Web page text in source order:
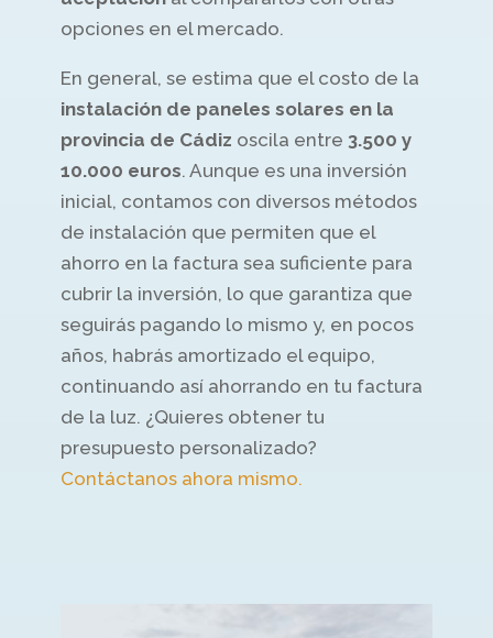
opciones en el mercado.
En general, se estima que el costo de la
instalación de paneles solares en la
provincia de Cádiz oscila entre 3.500 y
10.000 euros. Aunque es una inversión
inicial, contamos con diversos métodos
de instalación que permiten que el
ahorro en la factura sea suficiente para
cubrir la inversión, lo que garantiza que
seguirás pagando lo mismo y, en pocos
años, habrás amortizado el equipo,
continuando así ahorrando en tu factura
de la luz. ¿Quieres obtener tu
presupuesto personalizado?
Contáctanos ahora mismo.